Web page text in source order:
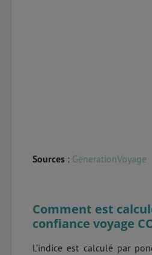
Sources : GenerationVoyage
Comment est
confiance voyage
L’indice est calculé par